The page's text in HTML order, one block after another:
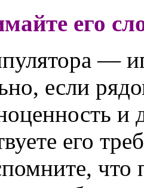
его
—
если
и
его